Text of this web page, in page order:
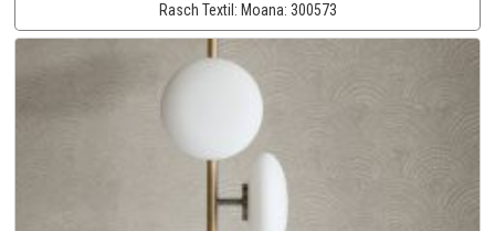
Rasch Textil: Moana: 300573